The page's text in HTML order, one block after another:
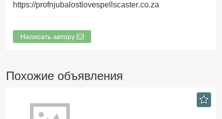
https://profnjubalostlovespellscaster.co.za
Написать автору
Похожие объявления